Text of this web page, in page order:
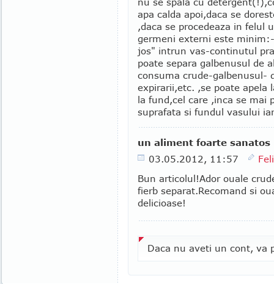
apa calda apoi,daca se
,daca se procedeaza in felul
germeni externi este
jos" intrun vas-continutul
poate separa galbenusul de
consuma crude-galbenusul-
expirarii,etc. ,se poate apela
la fund,cel care ,inca se mai
suprafata si fundul vasului
un aliment foarte sanatos
03.05.2012, 11:57
Bun articolul!Ador ouale
fierb separat.Recomand si
delicioase!
Daca nu aveti un cont, va